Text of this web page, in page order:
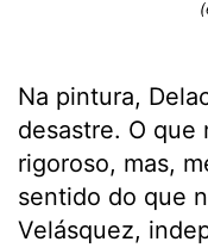
Na pintura,
desastre. O que
rigoroso, mas,
sentido do que
Velásquez,